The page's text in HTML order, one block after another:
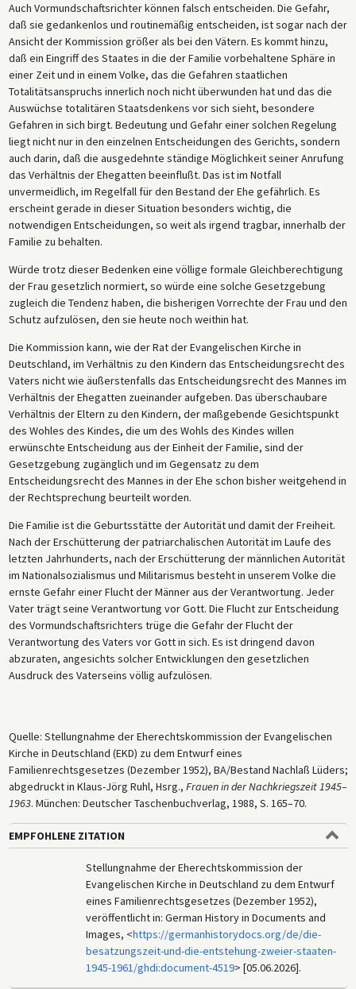
Auch Vormundschaftsrichter können falsch entscheiden. Die Gefahr,
daß sie gedankenlos und routinemäßig entscheiden, ist sogar nach der
Ansicht der Kommission größer als bei den Vätern. Es kommt hinzu,
daß ein Eingriff des Staates in die der Familie vorbehaltene Sphäre in
einer Zeit und in einem Volke, das die Gefahren staatlichen
Totalitätsanspruchs innerlich noch nicht überwunden hat und das die
Auswüchse totalitären Staatsdenkens vor sich sieht, besondere
Gefahren in sich birgt. Bedeutung und Gefahr einer solchen Regelung
liegt nicht nur in den einzelnen Entscheidungen des Gerichts, sondern
auch darin, daß die ausgedehnte ständige Möglichkeit seiner Anrufung
das Verhältnis der Ehegatten beeinflußt. Das ist im Notfall
unvermeidlich, im Regelfall für den Bestand der Ehe gefährlich. Es
erscheint gerade in dieser Situation besonders wichtig, die
notwendigen Entscheidungen, so weit als irgend tragbar, innerhalb der
Familie zu behalten.
Würde trotz dieser Bedenken eine völlige formale Gleichberechtigung
der Frau gesetzlich normiert, so würde eine solche Gesetzgebung
zugleich die Tendenz haben, die bisherigen Vorrechte der Frau und den
Schutz aufzulösen, den sie heute noch weithin hat.
Die Kommission kann, wie der Rat der Evangelischen Kirche in
Deutschland, im Verhältnis zu den Kindern das Entscheidungsrecht des
Vaters nicht wie äußerstenfalls das Entscheidungsrecht des Mannes im
Verhältnis der Ehegatten zueinander aufgeben. Das überschaubare
Verhältnis der Eltern zu den Kindern, der maßgebende Gesichtspunkt
des Wohles des Kindes, die um des Wohls des Kindes willen
erwünschte Entscheidung aus der Einheit der Familie, sind der
Gesetzgebung zugänglich und im Gegensatz zu dem
Entscheidungsrecht des Mannes in der Ehe schon bisher weitgehend in
der Rechtsprechung beurteilt worden.
Die Familie ist die Geburtsstätte der Autorität und damit der Freiheit.
Nach der Erschütterung der patriarchalischen Autorität im Laufe des
letzten Jahrhunderts, nach der Erschütterung der männlichen Autorität
im Nationalsozialismus und Militarismus besteht in unserem Volke die
ernste Gefahr einer Flucht der Männer aus der Verantwortung. Jeder
Vater trägt seine Verantwortung vor Gott. Die Flucht zur Entscheidung
des Vormundschaftsrichters trüge die Gefahr der Flucht der
Verantwortung des Vaters vor Gott in sich. Es ist dringend davon
abzuraten, angesichts solcher Entwicklungen den gesetzlichen
Ausdruck des Vaterseins völlig aufzulösen.
Quelle: Stellungnahme der Eherechtskommission der Evangelischen
Kirche in Deutschland (EKD) zu dem Entwurf eines
Familienrechtsgesetzes (Dezember 1952), BA/Bestand Nachlaß Lüders;
abgedruckt in Klaus-Jörg Ruhl, Hsrg., Frauen in der Nachkriegszeit 1945–
1963. München: Deutscher Taschenbuchverlag, 1988, S. 165–70.
EMPFOHLENE ZITATION
Stellungnahme der Eherechtskommission der
Evangelischen Kirche in Deutschland zu dem Entwurf
eines Familienrechtsgesetzes (Dezember 1952),
veröffentlicht in: German History in Documents and
Images, <https://germanhistorydocs.org/de/die-
besatzungszeit-und-die-entstehung-zweier-staaten-
1945-1961/ghdi:document-4519> [05.06.2026].